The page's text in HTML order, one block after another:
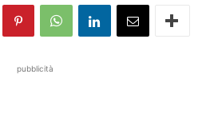
pubblicità